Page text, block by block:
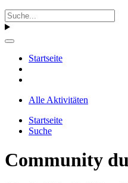
Startseite
Alle Aktivitäten
Startseite
Suche
Community